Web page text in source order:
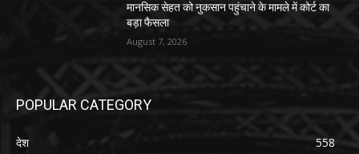
मानसिक सेहत को नुकसान पहुंचाने के मामले में कोर्ट का
बड़ा फैसला
August 7, 2026
POPULAR CATEGORY
देश
558